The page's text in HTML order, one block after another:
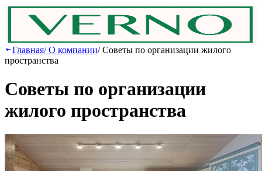
Главная/О компании/Советы по организации жилого
пространства
Советы по организации
жилого пространства